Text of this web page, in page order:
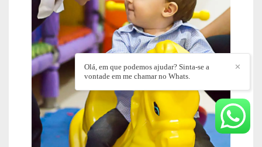
✕
Olá, em que podemos ajudar? Sinta-se a
vontade em me chamar no Whats.